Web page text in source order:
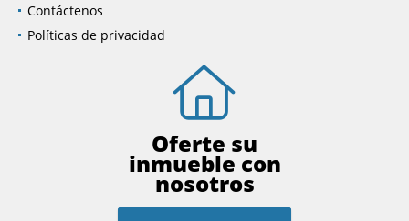
Contáctenos
Políticas de privacidad
Oferte su
inmueble con
nosotros